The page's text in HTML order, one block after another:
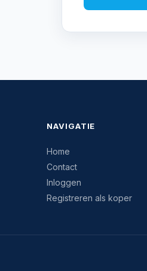
NAVIGATIE
Home
Contact
Inloggen
Registreren als koper